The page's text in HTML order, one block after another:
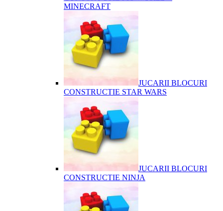
MINECRAFT
JUCARII BLOCURI
CONSTRUCTIE STAR WARS
JUCARII BLOCURI
CONSTRUCTIE NINJA